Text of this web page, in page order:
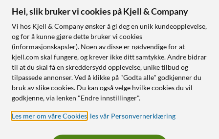
Følg oss
Handle fra:
Sverige
Norge
Hei, slik bruker vi cookies på Kjell & Company
Vi hos Kjell & Company ønsker å gi deg en unik kundeopplevelse,
og for å kunne gjøre dette bruker vi cookies
(informasjonskapsler). Noen av disse er nødvendige for at
kjell.com skal fungere, og krever ikke ditt samtykke. Andre bidrar
til at du skal få en skreddersydd opplevelse, unike tilbud og
tilpassede annonser. Ved å klikke på "Godta alle" godkjenner du
bruk av slike cookies. Du kan også velge hvilke cookies du vil
godkjenne, via lenken "Endre innstillinger".
Les mer om våre Cookies les vår Personvernerklæring